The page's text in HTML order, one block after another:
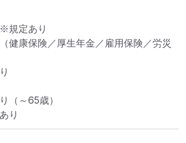
規定あり
健康保険／厚生年金／雇用保険／労災
（～65歳）
り